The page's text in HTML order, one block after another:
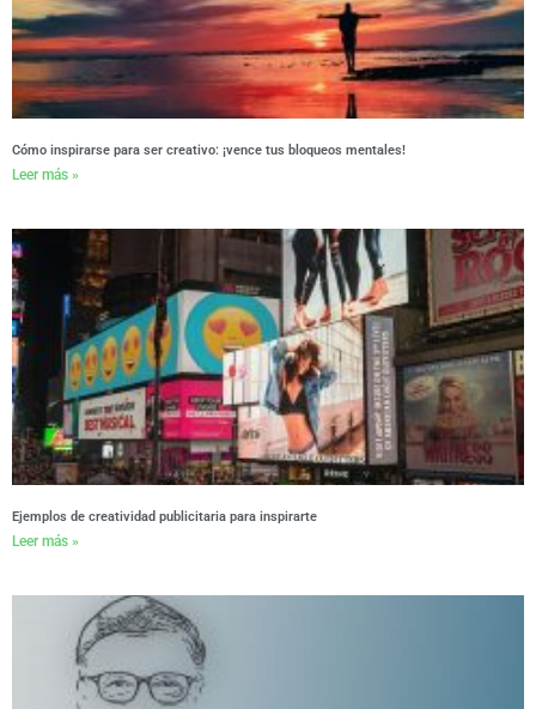
Cómo inspirarse para ser creativo: ¡vence tus bloqueos mentales!
Leer más »
Ejemplos de creatividad publicitaria para inspirarte
Leer más »